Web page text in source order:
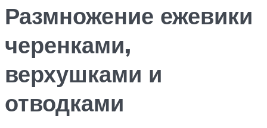
Размножение ежевики
черенками,
верхушками и
отводками